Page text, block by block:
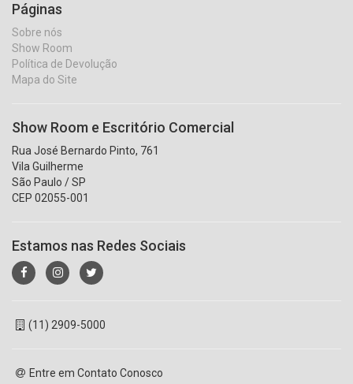
Páginas
Sobre nós
Show Room
Política de Devolução
Mapa do Site
Show Room e Escritório Comercial
Rua José Bernardo Pinto, 761
Vila Guilherme
São Paulo / SP
CEP 02055-001
Estamos nas Redes Sociais
(11) 2909-5000
Entre em Contato Conosco